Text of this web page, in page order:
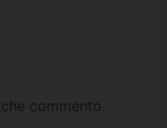
commento.